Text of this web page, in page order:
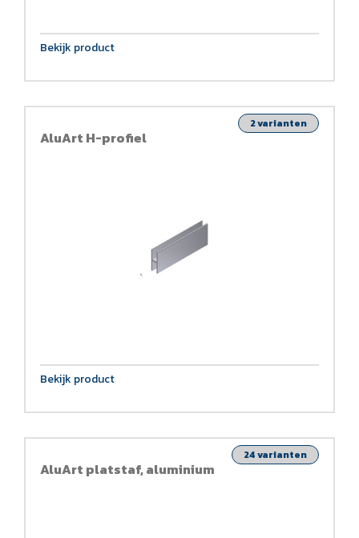
Bekijk product
AluArt H-profiel
2 varianten
Bekijk product
AluArt platstaf, aluminium
24 varianten